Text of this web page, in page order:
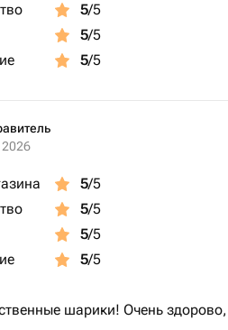
5/5
5/5
5/5
5/5
5/5
5/5
5/5
шарики! Очень